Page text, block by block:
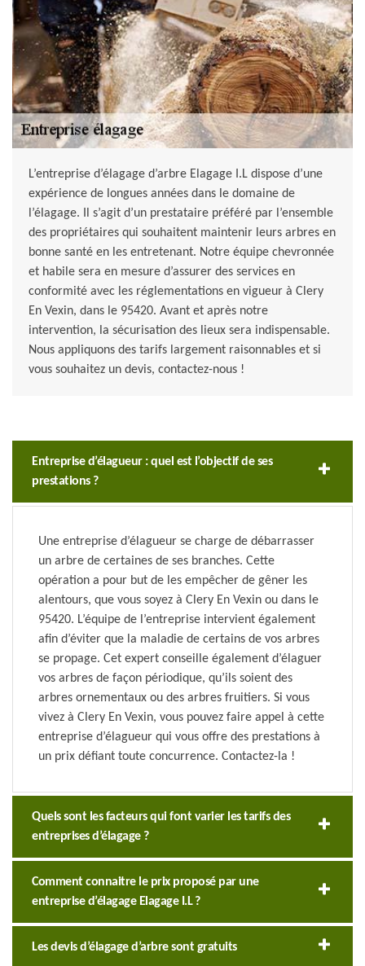
L’entreprise d’élagage d’arbre Elagage I.L dispose d’une
expérience de longues années dans le domaine de
l’élagage. Il s’agit d’un prestataire préféré par l’ensemble
des propriétaires qui souhaitent maintenir leurs arbres en
bonne santé en les entretenant. Notre équipe chevronnée
et habile sera en mesure d’assurer des services en
conformité avec les réglementations en vigueur à Clery
En Vexin, dans le 95420. Avant et après notre
intervention, la sécurisation des lieux sera indispensable.
Nous appliquons des tarifs largement raisonnables et si
vous souhaitez un devis, contactez-nous !
Entreprise d’élagueur : quel est l’objectif de ses
prestations ?
Une entreprise d’élagueur se charge de débarrasser
un arbre de certaines de ses branches. Cette
opération a pour but de les empêcher de gêner les
alentours, que vous soyez à Clery En Vexin ou dans le
95420. L’équipe de l’entreprise intervient également
afin d’éviter que la maladie de certains de vos arbres
se propage. Cet expert conseille également d’élaguer
vos arbres de façon périodique, qu’ils soient des
arbres ornementaux ou des arbres fruitiers. Si vous
vivez à Clery En Vexin, vous pouvez faire appel à cette
entreprise d’élagueur qui vous offre des prestations à
un prix défiant toute concurrence. Contactez-la !
Quels sont les facteurs qui font varier les tarifs des
entreprises d’élagage ?
Comment connaitre le prix proposé par une
entreprise d’élagage Elagage I.L ?
Les devis d’élagage d’arbre sont gratuits